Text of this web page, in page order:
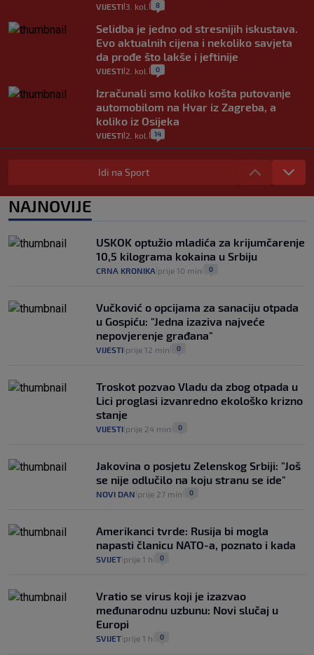
VIJESTI 3. kol. 8
Selidba je jedno od stresnijih iskustava.
Evo aktualnih cijena i nekoliko savjeta
da prođe što lakše i jeftinije
VIJESTI 2. kol. 0
Izračunali smo koliko košta putovanje
automobilom na Hvar iz Zagreba, a
koliko iz Osijeka
VIJESTI 2. kol. 14
"Kći je otišla na more, a zaboravila
zdravstvenu iskaznicu". Kakva su prava
pacijenata izvan mjesta prebivališta?
1
Plenković na 15 dana ukine mjere: "Ne bi
se dogodilo ništa. Vlada se zaljubila u te
intervencije"
Idi na Sport
NAJNOVIJE
USKOK optužio mladića za krijumčarenje
10,5 kilograma kokaina u Srbiju
CRNA KRONIKA prije 10 min 0
Vučković o opcijama za sanaciju otpada
u Gospiću: "Jedna izaziva najveće
nepovjerenje građana"
VIJESTI prije 12 min 0
Troskot pozvao Vladu da zbog otpada u
Lici proglasi izvanredno ekološko krizno
stanje
VIJESTI prije 24 min 0
Jakovina o posjetu Zelenskog Srbiji: "Još
se nije odlučilo na koju stranu se ide"
NOVI DAN prije 27 min 0
Amerikanci tvrde: Rusija bi mogla
napasti članicu NATO-a, poznato i kada
SVIJET prije 1 h 0
Vratio se virus koji je izazvao
međunarodnu uzbunu: Novi slučaj u
Europi
SVIJET prije 1 h 0